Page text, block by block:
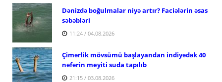
Dənizdə boğulmalar niyə artır? Faciələrin əsas
səbəbləri
11:24 / 04.08.2026
Çimərlik mövsümü başlayandan indiyədək 40
nəfərin meyiti suda tapılıb
21:15 / 03.08.2026